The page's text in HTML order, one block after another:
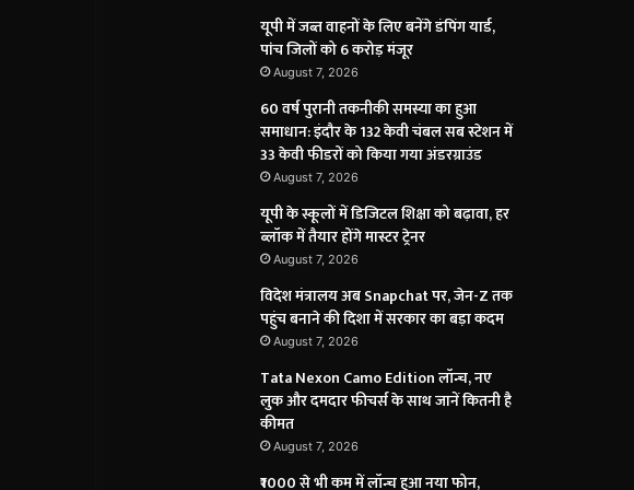
यूपी में जब्त वाहनों के लिए बनेंगे डंपिंग यार्ड,
पांच जिलों को 6 करोड़ मंजूर
August 7, 2026
60 वर्ष पुरानी तकनीकी समस्या का हुआ
समाधान: इंदौर के 132 केवी चंबल सब स्टेशन में
33 केवी फीडरों को किया गया अंडरग्राउंड
August 7, 2026
यूपी के स्कूलों में डिजिटल शिक्षा को बढ़ावा, हर
ब्लॉक में तैयार होंगे मास्टर ट्रेनर
August 7, 2026
विदेश मंत्रालय अब Snapchat पर, जेन-Z तक
पहुंच बनाने की दिशा में सरकार का बड़ा कदम
August 7, 2026
Tata Nexon Camo Edition लॉन्च, नए
लुक और दमदार फीचर्स के साथ जानें कितनी है
कीमत
August 7, 2026
₹1000 से भी कम में लॉन्च हुआ नया फोन,